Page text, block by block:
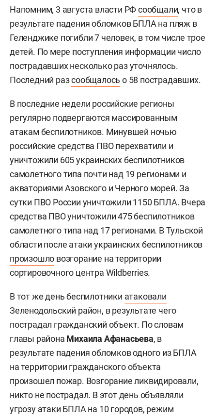
Напомним, 3 августа власти РФсообщали, что в
результате падения обломков БПЛА на пляж в
Геленджике погибли 7 человек, в том числе трое
детей. По мере поступления информации число
пострадавших несколько раз уточнялось.
Последний разсообщалось о 58 пострадавших.
В последние недели российские регионы
регулярно подвергаются массированным
атакам беспилотников. Минувшей ночью
российские средства ПВО перехватили и
уничтожили 605 украинских беспилотников
самолетного типа почти над 19 регионами и
акваториями Азовского и Черного морей. За
сутки ПВО России уничтожили 1150 БПЛА. Вчера
средства ПВО уничтожили 475 беспилотников
самолетного типа над 17 регионами. В Тульской
области после атаки украинских беспилотников
произошло возгорание на территории
сортировочного центра Wildberries.
В тот же день беспилотники атаковали
Зеленодольский район, в результате чего
пострадал гражданский объект. По словам
главы района Михаила Афанасьева, в
результате падения обломков одного из БПЛА
на территории гражданского объекта
произошел пожар. Возгорание ликвидировали,
никто не пострадал. В этот день объявляли
угрозу атаки БПЛА на 10 городов, режим